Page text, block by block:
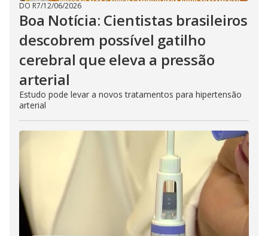
DO R7/12/06/2026
Boa Notícia: Cientistas brasileiros
descobrem possível gatilho
cerebral que eleva a pressão
arterial
Estudo pode levar a novos tratamentos para hipertensão
arterial